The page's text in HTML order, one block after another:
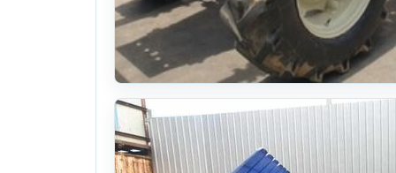
대동 트랙터 MX100 (100마력)
10식((4500시간)시간)
. 38일 전 (1618)